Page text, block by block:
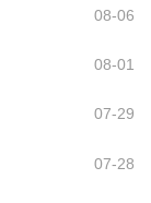
08-06
08-01
07-29
07-28